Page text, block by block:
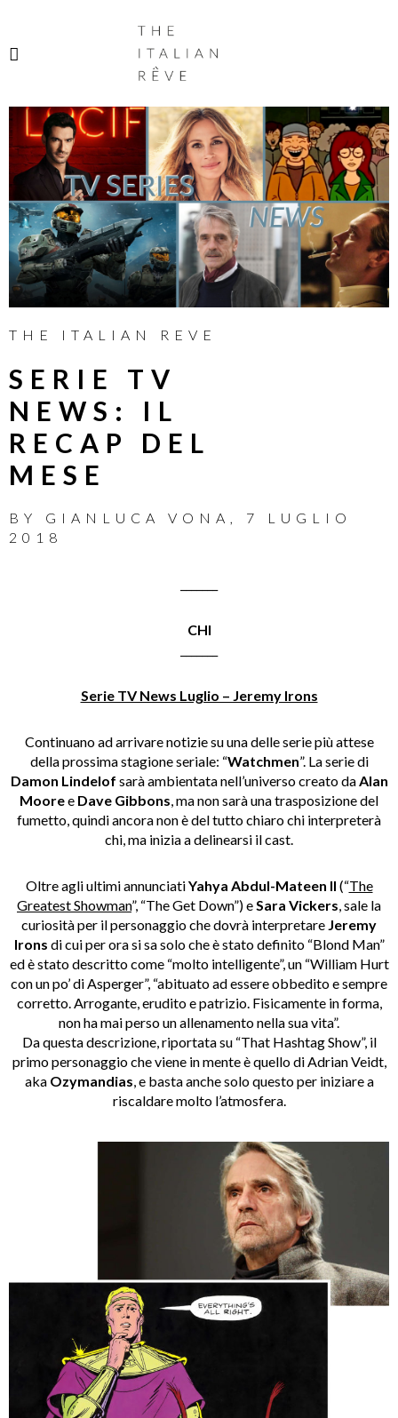
ITALIAN
RÊVE
THE ITALIAN REVE
SERIE TV
NEWS: IL
RECAP DEL
MESE
BY GIANLUCA VONA , 7 LUGLIO
2018
CHI
Serie TV News Luglio – Jeremy Irons
Continuano ad arrivare notizie su una delle serie più attese
della prossima stagione seriale: “Watchmen”. La serie di
Damon Lindelof sarà ambientata nell’universo creato daAlan
Mooree Dave Gibbons, ma non sarà una trasposizione del
fumetto, quindi ancora non è del tutto chiaro chi interpreterà
chi, ma inizia a delinearsi il cast.
Oltre agli ultimi annunciatiYahya Abdul-Mateen II (“The
Greatest Showman”, “The Get Down”) eSara Vickers, sale la
curiosità per il personaggio che dovrà interpretare Jeremy
Irons di cui per ora si sa solo che è stato definito “Blond Man”
ed è stato descritto come “molto intelligente”, un “William Hurt
con un po’ di Asperger”, “abituato ad essere obbedito e sempre
corretto. Arrogante, erudito e patrizio. Fisicamente in forma,
non ha mai perso un allenamento nella sua vita”.
Da questa descrizione, riportata su “That Hashtag Show”, il
primo personaggio che viene in mente è quello di Adrian Veidt,
aka Ozymandias, e basta anche solo questo per iniziare a
riscaldare molto l’atmosfera.